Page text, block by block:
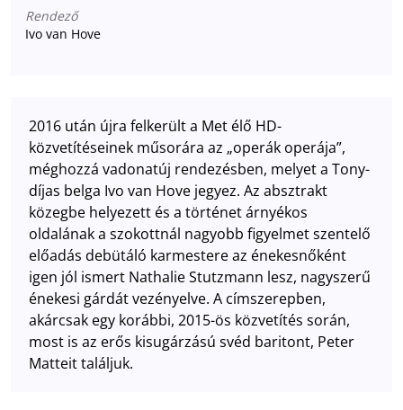
Rendező
Ivo van Hove
2016 után újra felkerült a Met élő HD-
közvetítéseinek műsorára az „operák operája”,
méghozzá vadonatúj rendezésben, melyet a Tony-
díjas belga Ivo van Hove jegyez. Az absztrakt
közegbe helyezett és a történet árnyékos
oldalának a szokottnál nagyobb figyelmet szentelő
előadás debütáló karmestere az énekesnőként
igen jól ismert Nathalie Stutzmann lesz, nagyszerű
énekesi gárdát vezényelve. A címszerepben,
akárcsak egy korábbi, 2015-ös közvetítés során,
most is az erős kisugárzású svéd baritont, Peter
Matteit találjuk.